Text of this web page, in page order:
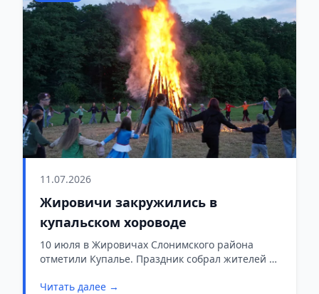
11.07.2026
Жировичи закружились в
купальском хороводе
10 июля в Жировичах Слонимского района
отметили Купалье. Праздник собрал жителей и
Читать далее →